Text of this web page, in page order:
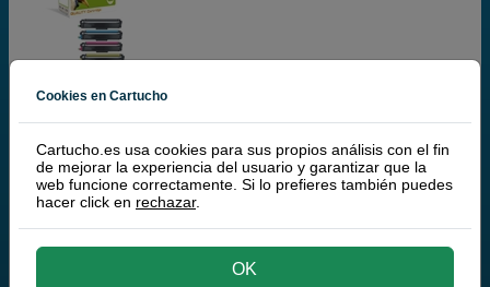
Q-Nomic TN-248XL toner negro XL
Q-Nomic TN-248XL toner amarillo XL
Pack ahorro
(9,5 / 4 opiniones)
Cookies en Cartucho
Cartucho.es usa cookies para sus propios análisis con el fin
de mejorar la experiencia del usuario y garantizar que la
web funcione correctamente. Si lo prefieres también puedes
hacer click en rechazar.
OK